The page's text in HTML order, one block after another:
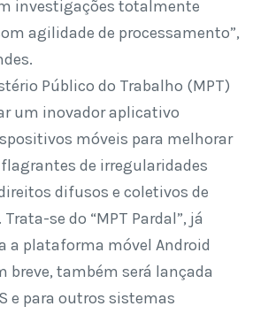
investigações totalmente
agilidade de processamento”,
Público do Trabalho (MPT)
um inovador aplicativo
móveis para melhorar
de irregularidades
difusos e coletivos de
se do “MPT Pardal”, já
a plataforma móvel Android
breve, também será lançada
e para outros sistemas